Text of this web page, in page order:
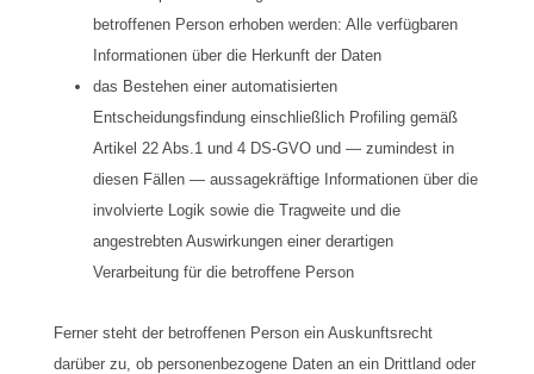
betroffenen Person erhoben werden: Alle verfügbaren
Informationen über die Herkunft der Daten
das Bestehen einer automatisierten
Entscheidungsfindung einschließlich Profiling gemäß
Artikel 22 Abs.1 und 4 DS-GVO und — zumindest in
diesen Fällen — aussagekräftige Informationen über die
involvierte Logik sowie die Tragweite und die
angestrebten Auswirkungen einer derartigen
Verarbeitung für die betroffene Person
Ferner steht der betroffenen Person ein Auskunftsrecht
darüber zu, ob personenbezogene Daten an ein Drittland oder